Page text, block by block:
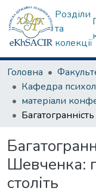
Розділи
та
колекції
Головна
Шевченка:
століть